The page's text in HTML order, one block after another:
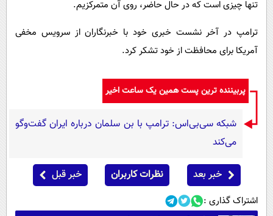
تنها چیزی است که در حال حاضر، روی آن متمرکزیم.
ترامپ در آخر نشست خبری خود با خبرنگاران از سرویس مخفی
آمریکا برای محافظت از خود تشکر کرد.
پربیننده ترین پست همین یک ساعت اخیر
شبکه سی‌بی‌اس: ترامپ با بن سلمان درباره ایران گفت‌وگو
می‌کند
خبر بعد نظرات کاربران خبر قبل
اشتراک گذاری :